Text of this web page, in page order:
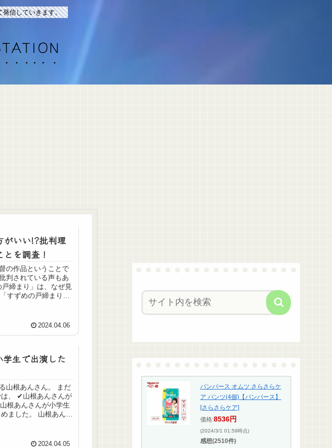
発信していきます。
がいい!?批判理
を調査！
の作品ということで
判されている声もあ
締まり」は、なぜ見
すずめの戸締まり」
2024.04.06
生で出演した
山根あんさん。 まだ
、 ✔︎山根あんさんが
根あんさんが小学生
ました。 山根あんが
2024.04.05
パンパース オムツ さらさらケ
ア パンツ(4個)【パンパース】
[さらさらケア]
価格:8536円
(2024/3/1 01:59時点)
感想(2510件)